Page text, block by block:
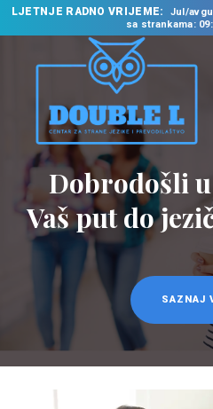
LJETNJE RADNO VRIJEME: Jul/
sa strankama:
NASLOVNA
O NAMA
NAŠE USLUGE
ŠKOLA
JEZIKA
KURSEVI
NOVOSTI
KONTAKT
Dobrodošli
Vaš put do
SAZNAJ